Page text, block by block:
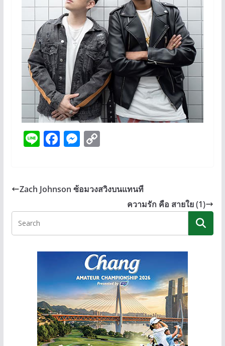
Li F
b
o
k
M
e
g
er
C
y
n
k
Zach Johnson ซ้อมวงสวิงบนแทนที
ความรัก คือ สายใย (1)